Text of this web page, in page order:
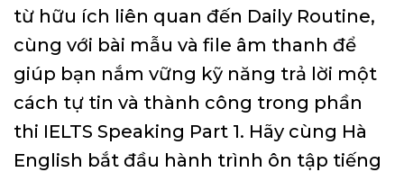
từ hữu ích liên quan đến Daily Routine,
cùng với bài mẫu và file âm thanh để
giúp bạn nắm vững kỹ năng trả lời một
cách tự tin và thành công trong phần
thi IELTS Speaking Part 1. Hãy cùng Hà
English bắt đầu hành trình ôn tập tiếng